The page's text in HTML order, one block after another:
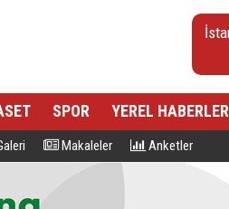
SPOR YEREL HABERLER
Makaleler Anketler